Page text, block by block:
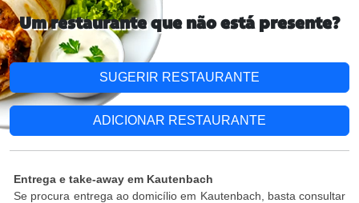
Um restaurante que não está presente?
SUGERIR RESTAURANTE
ADICIONAR RESTAURANTE
Entrega e take-away em Kautenbach
Se procura entrega ao domicílio em Kautenbach, basta consultar